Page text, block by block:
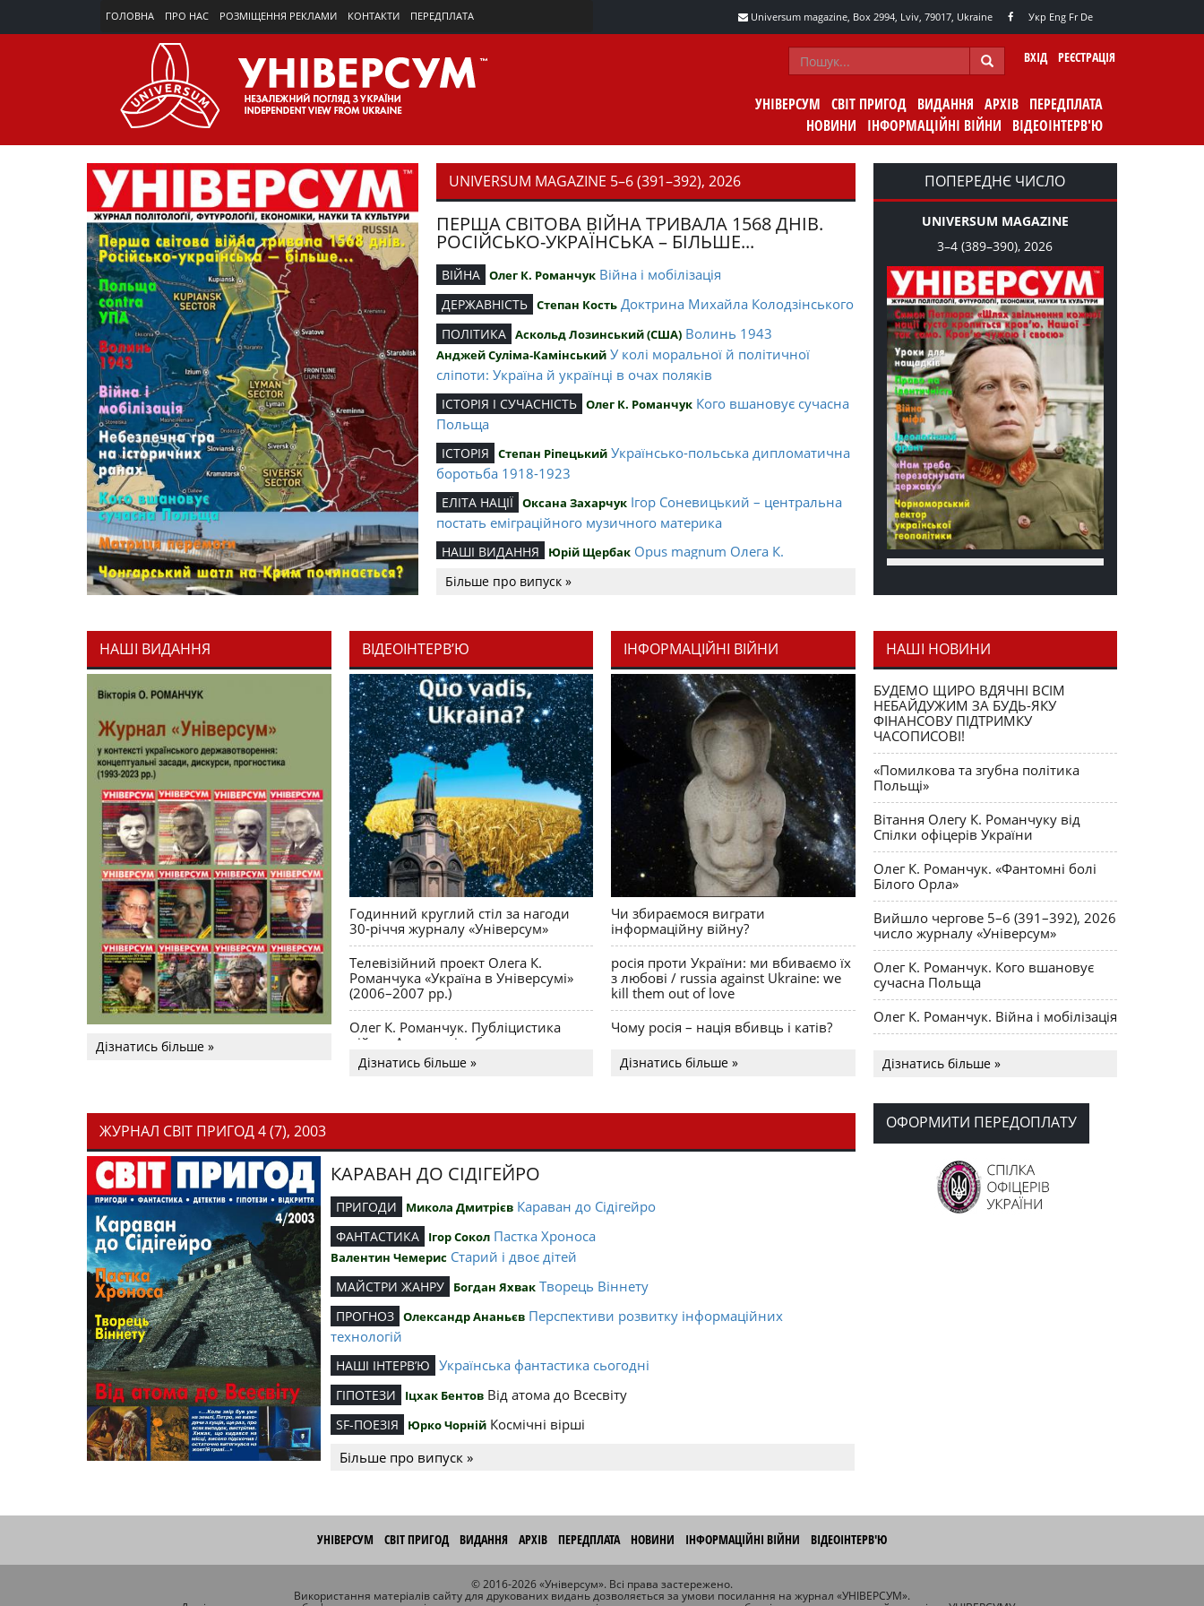
ГОЛОВНА ПРО НАС РОЗМІЩЕННЯ РЕКЛАМИ КОНТАКТИ ПЕРЕДПЛАТА Universum magazine, Box 2994, Lviv, 79017, Ukraine Укр Eng FrDe
ВХІД РЕЄСТРАЦІЯ
УНІВЕРСУМ СВІТ ПРИГОД ВИДАННЯ АРХІВ ПЕРЕДПЛАТА
НОВИНИ
ІНФОРМАЦІЙНІ ВІЙНИ ВІДЕОІНТЕРВ'Ю
UNIVERSUM MAGAZINE 5–6 (391–392), 2026
ПЕРША СВІТОВА ВІЙНА ТРИВАЛА 1568 ДНІВ.
РОСІЙСЬКО-УКРАЇНСЬКА – БІЛЬШЕ...
ВІЙНА Олег К. Романчук Війна і мобілізація
ДЕРЖАВНІСТЬ Степан Кость Доктрина Михайла Колодзінського
ПОЛІТИКА Аскольд Лозинський (США) Волинь 1943
Анджей Суліма-Камінський У колі моральної й політичної
сліпоти: Україна й українці в очах поляків
ІСТОРІЯ І СУЧАСНІСТЬ Олег К. Романчук Кого вшановує сучасна
Польща
ІСТОРІЯ Степан Ріпецький Українсько-польська дипломатична
боротьба 1918-1923
ЕЛІТА НАЦІЇ Оксана Захарчук Ігор Соневицький – центральна
постать еміграційного музичного материка
НАШІ ВИДАННЯ Юрій Щербак Opus magnum Олега К.
Романчука
СЛОВО РЕДАКЦІЙНЕ Олег К. Романчук Журавель і синиця як
уособлення української політстратегії й тактики
Більше про випуск »
ПОПЕРЕДНЄ ЧИСЛО
UNIVERSUM MAGAZINE
3–4 (389–390), 2026
НАШІ ВИДАННЯ
Дізнатись більше »
ВІДЕОІНТЕРВ’Ю
Годинний круглий стіл за нагоди
30-річчя журналу «Універсум»
Телевізійний проект Олега К.
Романчука «Україна в Універсумі»
(2006–2007 рр.)
Олег К. Романчук. Публіцистика
війни. Акценти і табу
Дізнатись більше »
ІНФОРМАЦІЙНІ ВІЙНИ
Чи збираємося виграти
інформаційну війну?
росія проти України: ми вбиваємо їх
з любові / russia against Ukraine: we
kill them out of love
Чому росія – нація вбивць і катів?
Дізнатись більше »
НАШІ НОВИНИ
БУДЕМО ЩИРО ВДЯЧНІ ВСІМ
НЕБАЙДУЖИМ ЗА БУДЬ-ЯКУ
ФІНАНСОВУ ПІДТРИМКУ
ЧАСОПИСОВІ!
«Помилкова та згубна політика
Польщі»
Вітання Олегу К. Романчуку від
Спілки офіцерів України
Олег К. Романчук. «Фантомні болі
Білого Орла»
Вийшло чергове 5–6 (391–392), 2026
число журналу «Універсум»
Олег К. Романчук. Кого вшановує
сучасна Польща
Олег К. Романчук. Війна і мобілізація
долучилися до найбільшої
День Вишиванки в Норт Порті
OPUS MAGNUM Олега К. Романчука
Дізнатись більше »
ЖУРНАЛ СВІТ ПРИГОД 4 (7), 2003
КАРАВАН ДО СІДІГЕЙРО
ПРИГОДИ Микола Дмитрієв Караван до Сідігейро
ФАНТАСТИКА Ігор Сокол Пастка Хроноса
Валентин Чемерис Старий і двоє дітей
МАЙСТРИ ЖАНРУ Богдан Яхвак Творець Віннету
ПРОГНОЗ Олександр Ананьєв Перспективи розвитку інформаційних
технологій
НАШІ ІНТЕРВ’Ю Українська фантастика сьогодні
ГІПОТЕЗИ Іцхак Бентов Від атома до Всесвіту
SF-ПОЕЗІЯ Юрко Чорній Космічні вірші
Більше про випуск »
ОФОРМИТИ ПЕРЕДОПЛАТУ
УНІВЕРСУМ СВІТ ПРИГОД ВИДАННЯ АРХІВ ПЕРЕДПЛАТА НОВИНИ ІНФОРМАЦІЙНІ ВІЙНИ ВІДЕОІНТЕРВ'Ю
© 2016-2026 «Універсум». Всі права застережено.
Використання матеріалів сайту для друкованих видань дозволяється за умови посилання на журнал «УНІВЕРСУМ».